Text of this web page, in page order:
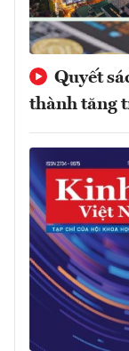
Quyết
thành tăng